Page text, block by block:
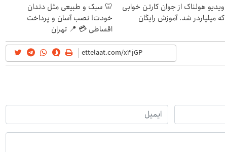
ویدیو هولناک از جوان کارتن خوابی
که میلیاردر شد. آموزش رایگان
🦷 سبک و طبیعی مثل دندان
خودت! نصب آسان و پرداخت
اقساطی 💳 📍 تهران